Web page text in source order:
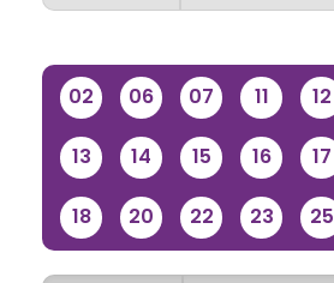
02 06 07 11 12
13 14 15 16 17
18 20 22 23 25